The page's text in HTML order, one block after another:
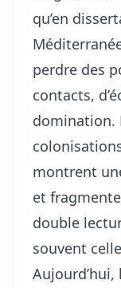
qu’en
perdre des
contacts,
domination.
montrent
et
double
souvent
Aujourd’hui,